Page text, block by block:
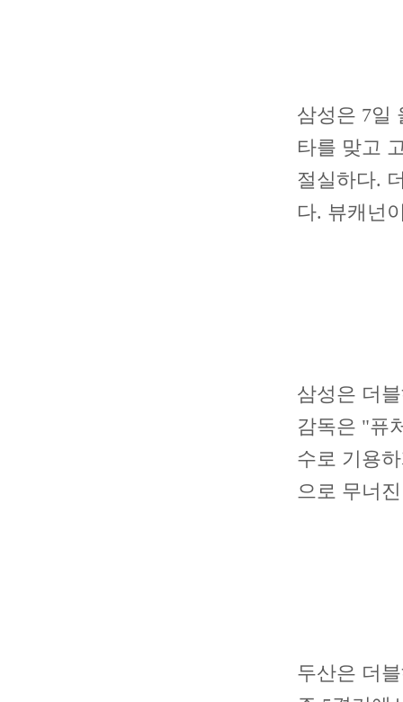
삼성은 7일
타를 맞고
절실하다.
다. 뷰캐넌
삼성은 더
감독은 "퓨
수로 기용
으로 무너
두산은 더